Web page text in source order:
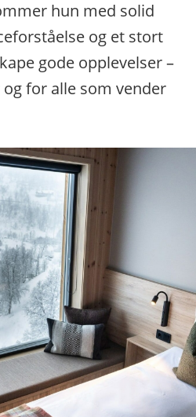
hun med solid
og et stort
gode opplevelser –
for alle som vender